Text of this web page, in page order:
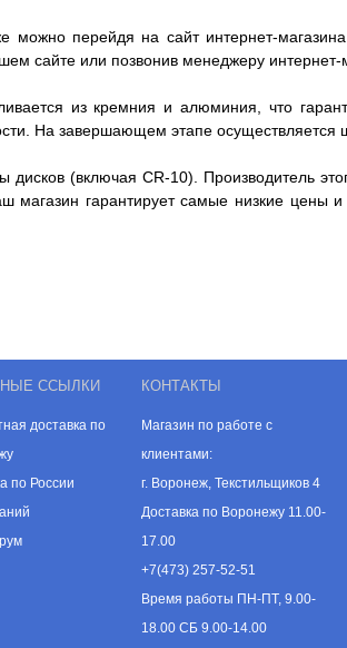
можно перейдя на сайт интернет-
сайте или позвонив менеджеру интернет-
из кремния и алюминия, что
На завершающем этапе осуществляется
(включая CR-10). Производитель
гарантирует самые низкие цены
ССЫЛКИ
доставка по
по России
КОНТАКТЫ
Магазин по работе с
клиентами:
г. Воронеж, Текстильщиков 4
Доставка по Воронежу 11.00-
17.00
+7(473) 257-52-51
Время работы ПН-ПТ, 9.00-
18.00 СБ 9.00-14.00